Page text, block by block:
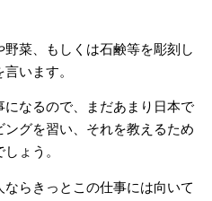
菜、もしくは石鹸等を彫刻し
います。
なるので、まだあまり日本で
グを習い、それを教えるため
ょう。
らきっとこの仕事には向いて